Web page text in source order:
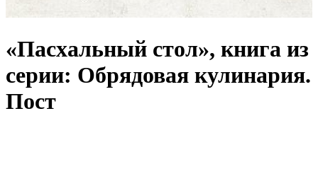
«Пасхальный стол», книга из
серии: Обрядовая кулинария.
Пост